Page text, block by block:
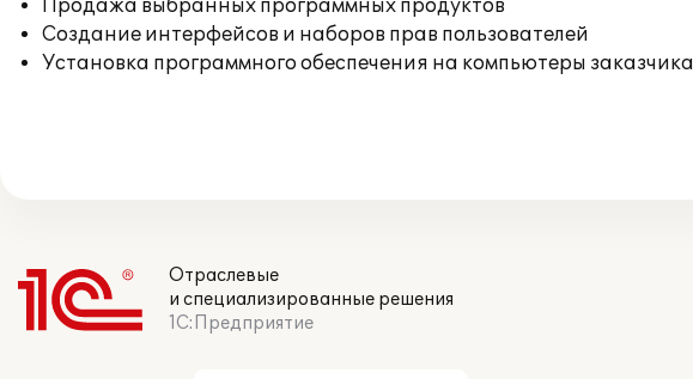
Продажа выбранных программных продуктов
Создание интерфейсов и наборов прав пользователей
Установка программного обеспечения на компьютеры заказчика
Отраслевые
и специализированные решения
1С:Предприятие